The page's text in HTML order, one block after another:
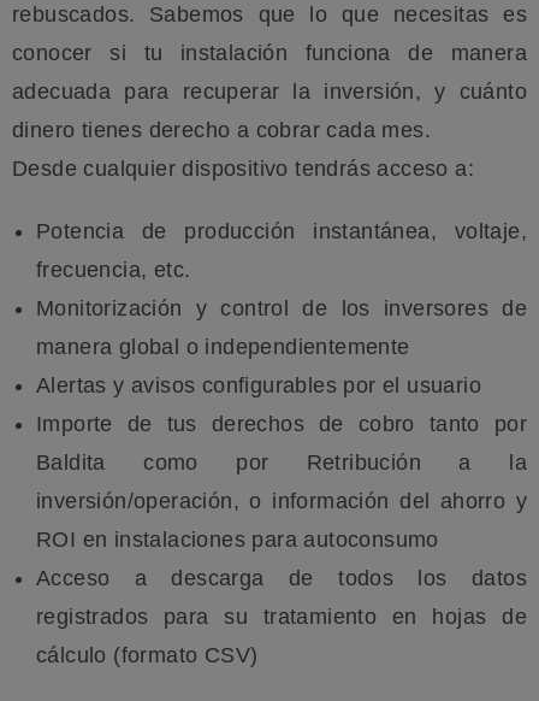
rebuscados. Sabemos que lo que necesitas es
conocer si tu instalación funciona de manera
adecuada para recuperar la inversión, y cuánto
dinero tienes derecho a cobrar cada mes.
Desde cualquier dispositivo tendrás acceso a:
Potencia de producción instantánea, voltaje,
frecuencia, etc.
Monitorización y control de los inversores de
manera global o independientemente
Alertas y avisos configurables por el usuario
Importe de tus derechos de cobro tanto por
Baldita como por Retribución a la
inversión/operación, o información del ahorro y
ROI en instalaciones para autoconsumo
Acceso a descarga de todos los datos
registrados para su tratamiento en hojas de
cálculo (formato CSV)